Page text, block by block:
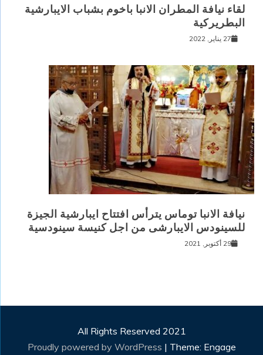
لقاء نيافة المطران الانبا باخوم بشباب الايبارشية
البطريركية
27 يناير, 2022
نيافة الانبا توماس يترأس افتتاح ايبارشية الجيزة
للسينودس الايبارشى من اجل كنيسة سينودسية
29 أكتوبر, 2021
All Rights Reserved 2021
Proudly powered by WordPress | Theme: Engage